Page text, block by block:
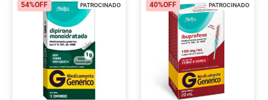
PATROCINADO
54%OFF PATROCINADO
40%OFF